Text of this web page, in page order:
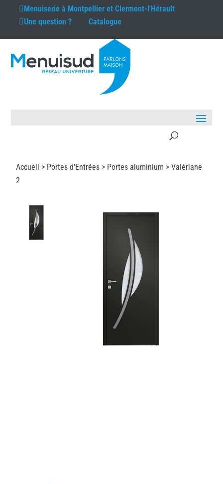
Menuiserie à Montpellier et Clermont-l'Hérault
Une question ?
Catalogue
Accueil > Portes d'Entrées > Portes aluminium > Valériane
2